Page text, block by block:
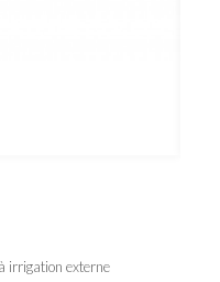
irrigation externe